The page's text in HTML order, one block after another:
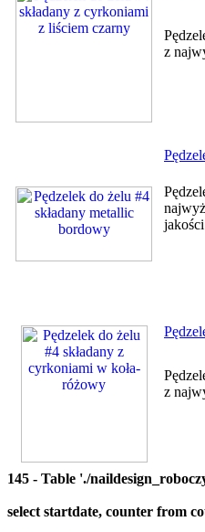
z
z
145 - Table './
select startdate, counter from